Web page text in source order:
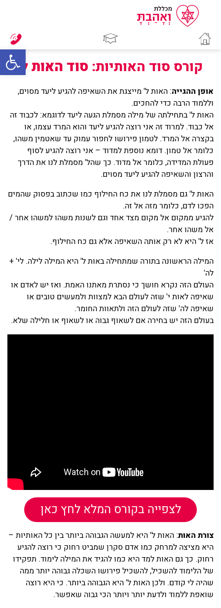
קורס סוד האותיות: סוד האותל'
אופן ההגייה: האות ל' מייצגת את השאיפה להגיע ליעד מסוים,
וללמוד הרבה כדי להחכים.
האות ל' בתחילתה של מילה מסמלת הגעה ליעד לדוגמא: לכבוד זה
אל כבוד. למרוד זה אני רוצה להגיע ליעד והוא המרד עצמו, או
בקצרה אל המרד. לטמון פירושו לחפור עמוק עד שאטמין משהו,
כלומר אל טמון. דומא נוספת למדוד – אני רוצה להגיע לסוף
פעולת המדידה, כלומר אל מדוד. כך שהל' מסמלת לנו את הדרך
והרצון והשאיפה להגיע ליעד מסוים.
האות ל' גם מסמלת לנו את כח החילוף כמו שכתוב בפסוק שהמים
הפכו לדם, כלומר מזה אל זה.
להגיע ממקום אל מקום מצד אחד וגם לשנות משהו למשהו אחר /
אל משהו אחר.
אז ל' היא לא רק אותה השאיפה אלא גם כח החילוף.
המילה הראשונה בתורה שמתחילה באות ל' היא המילה לילה. לי' +
לה'
העולם הזה נקרא חושך כי נסתרת מאתנו האמת. ואז יש לאדם או
שאיפה לאות י' שזה לעולם הבא למצוות ולמעשים טובים או
שאיפה לה' שזה לעולם הזה ולתאוות החומר.
בעולם הזה יש בחירה אם לשאוף גבוה או לשאוף או חלילה שלא.
לצפייה בקורס המלא לחץ כאן
צורת האות: האות ל' היא למעשה הגבוהה ביותר בין כל האותיות –
היא מציצה למרחק כמו אדם סקרן שמביט רחוק כי רוצה להגיע
רחוק. כך גם האות למד היא כמו להגיד את המילה לימוד. תפקידו
של הלימוד להשכיל, להשכיל פירושו השכלה גבוהה יותר ממה
שהיה לי קודם. ולכן האות ל' היא הגבוהה ביותר. כי היא רוצה
שואפת ללמוד ולדעת יותר ויותר הכי גבוה שאפשר.